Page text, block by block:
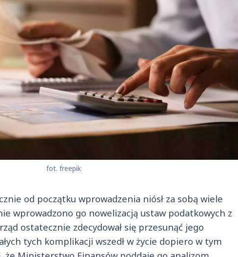
fot. freepik
od początku wprowadzenia niósł za sobą wiele
wprowadzono go nowelizacją ustaw podatkowych z
ostatecznie zdecydował się przesunąć jego
tych komplikacji wszedł w życie dopiero w tym